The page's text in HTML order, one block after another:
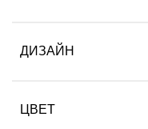
ДИЗАЙН
ЦВЕТ